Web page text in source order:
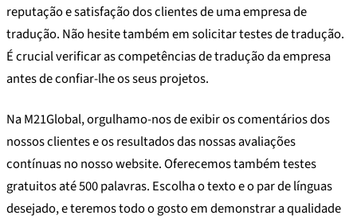
reputação e satisfação dos clientes de uma empresa de
tradução. Não hesite também em solicitar testes de tradução.
É crucial verificar as competências de tradução da empresa
antes de confiar-lhe os seus projetos.
Na M21Global, orgulhamo-nos de exibir os comentários dos
nossos clientes e os resultados das nossas avaliações
contínuas no nosso website. Oferecemos também testes
gratuitos até 500 palavras. Escolha o texto e o par de línguas
desejado, e teremos todo o gosto em demonstrar a qualidade